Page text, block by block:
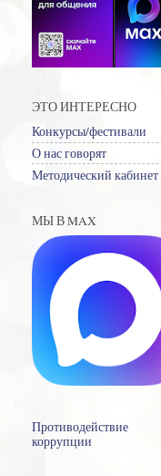
ЭТО ИНТЕРЕСНО
Конкурсы/фестивали
О нас говорят
Методический кабинет
МЫ В MAX
Противодействие
коррупции